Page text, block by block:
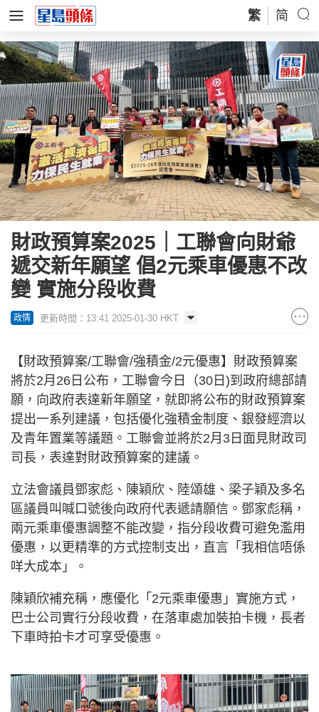
繁 简
財政預算案2025｜工聯會向財爺
遞交新年願望 倡2元乘車優惠不改
變 實施分段收費
政情 更新時間：13:41 2025-01-30 HKT
【財政預算案/工聯會/強積金/2元優惠】財政預算案
將於2月26日公布，工聯會今日（30日)到政府總部請
願，向政府表達新年願望，就即將公布的財政預算案
提出一系列建議，包括優化強積金制度、銀發經濟以
及青年置業等議題。工聯會並將於2月3日面見財政司
司長，表達對財政預算案的建議。
立法會議員鄧家彪、陳穎欣、陸頌雄、梁子穎及多名
區議員叫喊口號後向政府代表遞請願信。鄧家彪稱，
兩元乘車優惠調整不能改變，指分段收費可避免濫用
優惠，以更精準的方式控制支出，直言「我相信唔係
咩大成本」。
陳穎欣補充稱，應優化「2元乘車優惠」實施方式，
巴士公司實行分段收費，在落車處加裝拍卡機，長者
下車時拍卡才可享受優惠。